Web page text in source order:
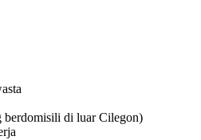
berdomisili di luar Cilegon)